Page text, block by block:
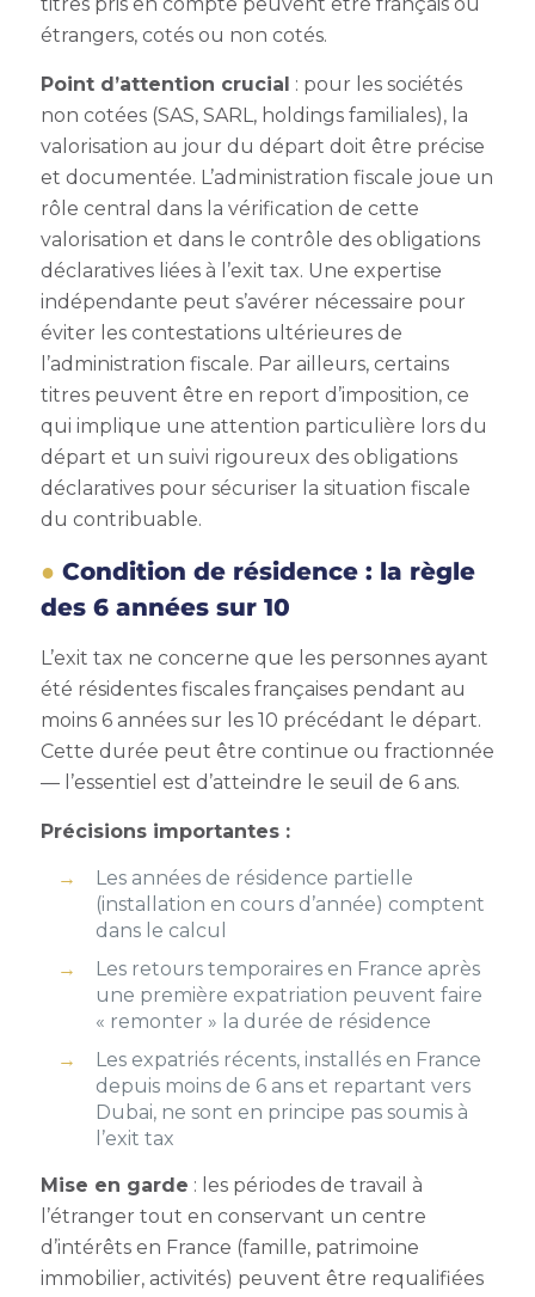
étrangers, cotés ou non cotés.
Point d’attention crucial : pour les sociétés
non cotées (SAS, SARL, holdings familiales), la
valorisation au jour du départ doit être précise
et documentée. L’administration fiscale joue un
rôle central dans la vérification de cette
valorisation et dans le contrôle des obligations
déclaratives liées à l’exit tax. Une expertise
indépendante peut s’avérer nécessaire pour
éviter les contestations ultérieures de
l’administration fiscale. Par ailleurs, certains
titres peuvent être en report d’imposition, ce
qui implique une attention particulière lors du
départ et un suivi rigoureux des obligations
déclaratives pour sécuriser la situation fiscale
du contribuable.
Condition de résidence : la règle
des 6 années sur 10
L’exit tax ne concerne que les personnes ayant
été résidentes fiscales françaises pendant au
moins 6 années sur les 10 précédant le départ.
Cette durée peut être continue ou fractionnée
— l’essentiel est d’atteindre le seuil de 6 ans.
Précisions importantes :
Les années de résidence partielle
(installation en cours d’année) comptent
dans le calcul
Les retours temporaires en France après
une première expatriation peuvent faire
« remonter » la durée de résidence
Les expatriés récents, installés en France
depuis moins de 6 ans et repartant vers
Dubai, ne sont en principe pas soumis à
l’exit tax
Mise en garde : les périodes de travail à
l’étranger tout en conservant un centre
d’intérêts en France (famille, patrimoine
immobilier, activités) peuvent être requalifiées